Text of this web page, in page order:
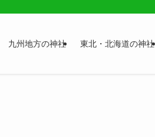
九州地方の神社 東北・北海道の神社